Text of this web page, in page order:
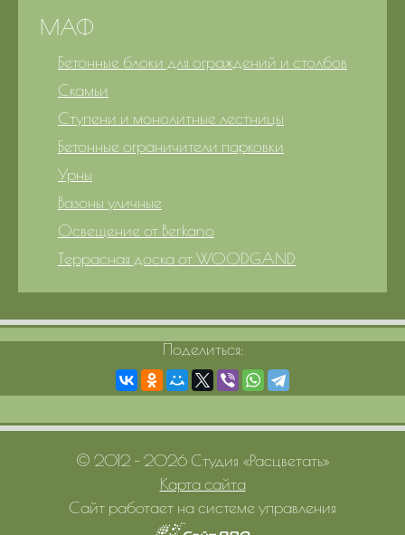
МАФ
Бетонные блоки для ограждений и столбов
Скамьи
Ступени и монолитные лестницы
Бетонные ограничители парковки
Урны
Вазоны уличные
Освещение от Berkano
Террасная доска от WOODGAND
Поделиться:
© 2012 – 2026 Студия «Расцветать»
Карта сайта
Сайт работает на системе управления